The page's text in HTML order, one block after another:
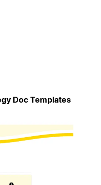
Doc Templates